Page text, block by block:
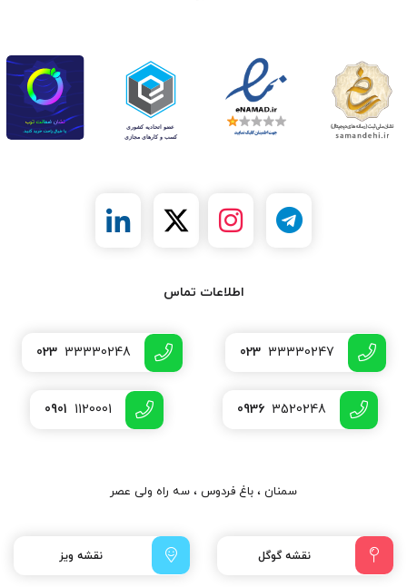
اطلاعات تماس
023 33330247
023 33330248
0936 3520248
0901 1120001
سمنان ، باغ فردوس ، سه راه ولی عصر
نقشه گوگل نقشه ویز